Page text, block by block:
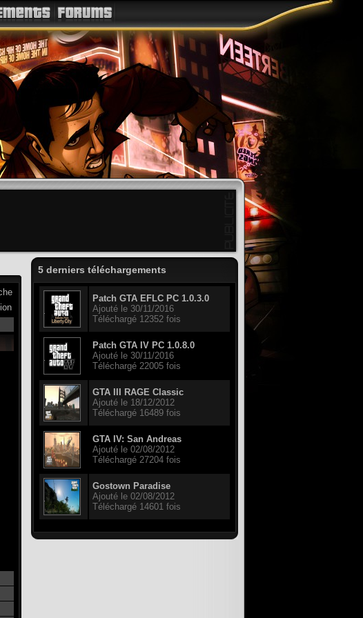
5 derniers téléchargements
Patch GTA EFLC PC 1.0.3.0
Ajouté le 30/11/2016
Téléchargé 12352 fois
Patch GTA IV PC 1.0.8.0
Ajouté le 30/11/2016
Téléchargé 22005 fois
GTA III RAGE Classic
Ajouté le 18/12/2012
Téléchargé 16489 fois
GTA IV: San Andreas
Ajouté le 02/08/2012
Téléchargé 27204 fois
Gostown Paradise
Ajouté le 02/08/2012
Téléchargé 14601 fois